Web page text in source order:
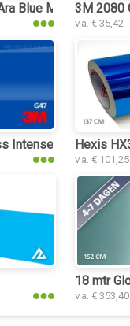
Blue Metallic Satin
3M 2080
v.a. € 35,42
Intense BlueHexis
v.a. € 101,25
18 mtr
v.a. € 353,40